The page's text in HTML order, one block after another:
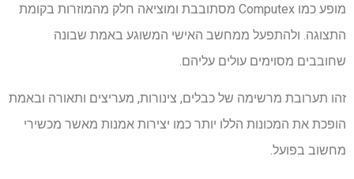
מופע כמו Computex מסתובבת ומוציאה חלק מהמוזרות בקומת
התצוגה. ולהתפעל ממחשב האישי המשוגע באמת שבונה
שחובבים מסוימים עולים עליהם.
זהו תערובת מרשימה של כבלים, צינורות, מעריצים ותאורה ובאמת
הופכת את המכונות הללו יותר כמו יצירות אמנות מאשר מכשירי
מחשוב בפועל.